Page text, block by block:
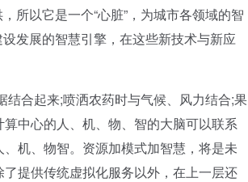
所以它是一个“心脏”，为城市各领域的智
发展的智慧引擎，在这些新技术与新应
合起来;喷洒农药时与气候、风力结合;果
中心的人、机、物、智的大脑可以联系
机、物智。资源加模式加智慧，将是未
提供传统虚拟化服务以外，在上一层还